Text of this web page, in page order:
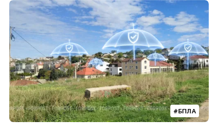
БПЛА